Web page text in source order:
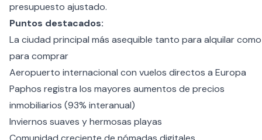
presupuesto ajustado.
Puntos destacados:
La ciudad principal más asequible tanto para alquilar como
para comprar
Aeropuerto internacional con vuelos directos a Europa
Paphos registra los mayores aumentos de precios
inmobiliarios (93% interanual)
Inviernos suaves y hermosas playas